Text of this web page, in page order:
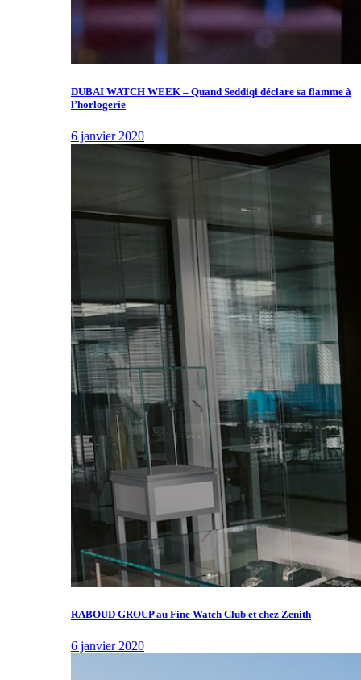
DUBAI WATCH WEEK – Quand Seddiqi déclare sa flamme à
l’horlogerie
6 janvier 2020
RABOUD GROUP au Fine Watch Club et chez Zenith
6 janvier 2020